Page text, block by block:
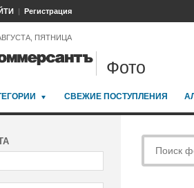
Регистрация
ПЯТНИЦА
Фото
СВЕЖИЕ ПОСТУПЛЕНИЯ